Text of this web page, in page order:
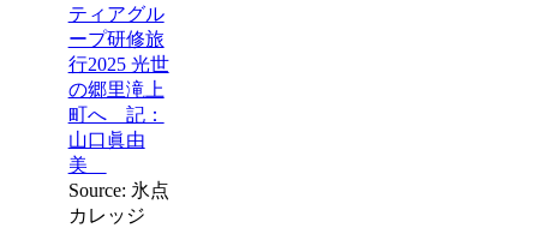
ティアグル
ープ研修旅
行2025 光世
の郷里滝上
町へ 記：
山口眞由
美
Source: 氷点
カレッジ